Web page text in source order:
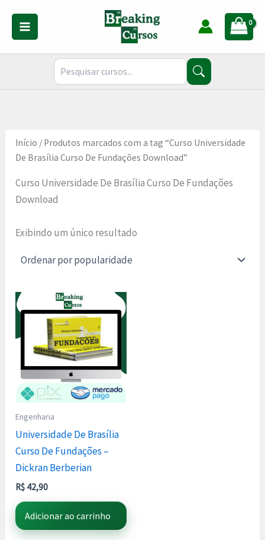
conteúdo
Início / Produtos marcados com a tag “Curso Universidade
De Brasília Curso De Fundações Download”
Curso Universidade De Brasília Curso De Fundações
Download
Exibindo um único resultado
Engenharia
Universidade De Brasília
Curso De Fundações –
Dickran Berberian
R$ 42,90
Adicionar ao carrinho